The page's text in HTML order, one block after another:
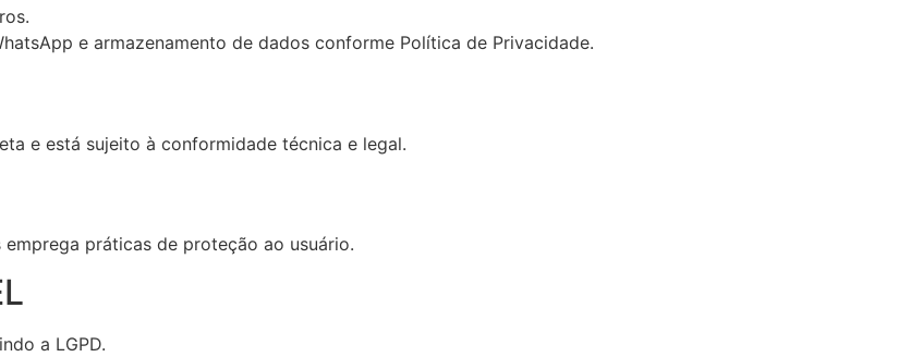
e armazenamento de dados conforme Política de Privacidade.
e está sujeito à conformidade técnica e legal.
práticas de proteção ao usuário.
a LGPD.